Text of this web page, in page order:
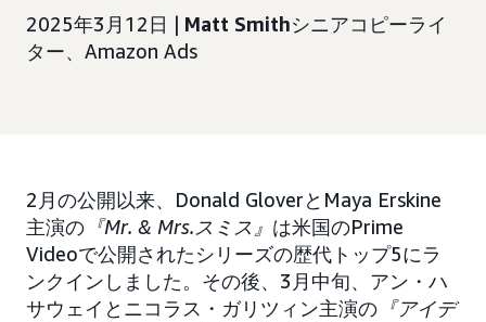
2025年3月12日 | Matt Smithシニアコピーライ
ター、Amazon Ads
2月の公開以来、Donald GloverとMaya Erskine
主演の 『Mr. & Mrs.スミス』 は米国のPrime
Videoで公開されたシリーズの歴代トップ5にラ
ンクインしました。その後、3月中旬、アン・ハ
サウェイとニコラス・ガリツィン主演の 『アイデ